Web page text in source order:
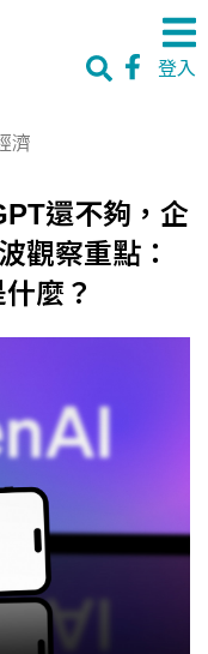
登入
濟
還不夠，企
觀察重點：
麼？